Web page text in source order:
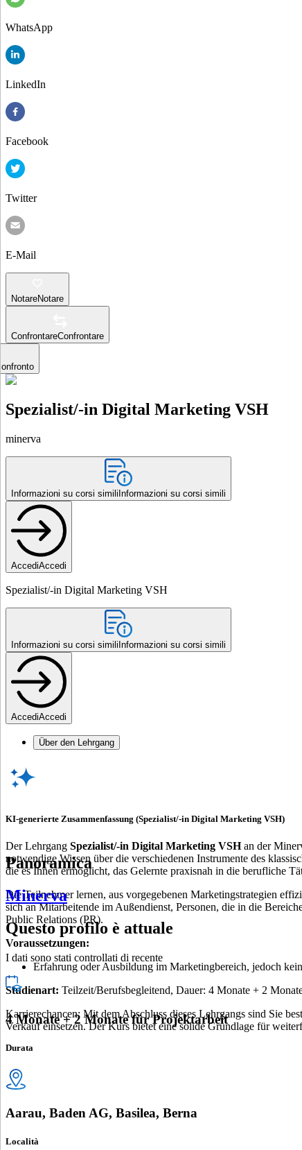
WhatsApp
LinkedIn
Facebook
Twitter
E-Mail
NotareNotare
ConfrontareConfrontare
Spezialist/-in Digital Marketing VSH
minerva
Informazioni su corsi simili Informazioni su corsi simili
AccediAccedi
Spezialist/-in Digital Marketing VSH
Informazioni su corsi simili Informazioni su corsi simili
AccediAccedi
Über den Lehrgang
KI-generierte Zusammenfassung (Spezialist/-in Digital Marketing VSH)
Der Lehrgang Spezialist/-in Digital Marketing VSHan der
notwendige Wissen über die verschiedenen Instrumente des
die es Ihnen ermöglicht, das Gelernte praxisnah in die berufliche
Die Teilnehmer lernen, aus vorgegebenen Marketingstrategien
sich an Mitarbeitende im Außendienst, Personen, die in die
Public Relations (PR).
Voraussetzungen:
Erfahrung oder Ausbildung im Marketingbereich, jedoch
Studienart: Teilzeit/Berufsbegleitend, Dauer: 4 Monate + 2
Karrierechancen: Mit dem Abschluss dieses Lehrgangs sind Sie
Verkauf einsetzen. Der Kurs bietet eine solide Grundlage für
Panoramica
Minerva
Questo profilo è attuale
I dati sono stati controllati di recente
4 Monate + 2 Monate für Projektarbeit
Durata
Aarau, Baden AG, Basilea, Berna
Località